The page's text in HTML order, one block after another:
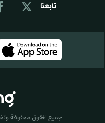
تابعنا
جميع الحقوق محفوظة